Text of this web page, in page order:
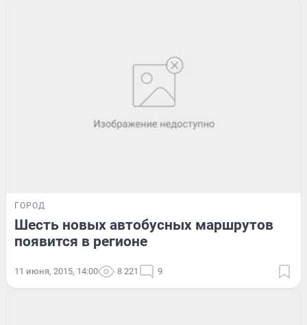
ГОРОД
Шесть новых автобусных маршрутов
появится в регионе
11 июня, 2015, 14:00 8 221 9